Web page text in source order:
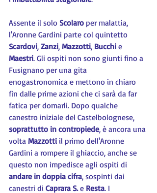
Assente il solo Scolaro per malattia,
l'Aronne Gardini parte col quintetto
Scardovi, Zanzi, Mazzotti, Bucchi e
Maestri. Gli ospiti non sono giunti fino a
Fusignano per una gita
enogastronomica e mettono in chiaro
fin dalle prime azioni che ci sarà da far
fatica per domarli. Dopo qualche
canestro iniziale del Castelbolognese,
soprattutto in contropiede, è ancora una
volta Mazzotti il primo dell'Aronne
Gardini a rompere il ghiaccio, anche se
questo non impedisce agli ospiti di
andare in doppia cifra, sospinti dai
canestri di Caprara S. e Resta. I